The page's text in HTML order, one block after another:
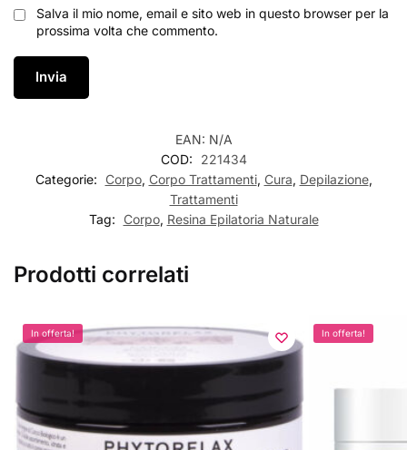
Salva il mio nome, email e sito web in questo browser per la
prossima volta che commento.
EAN: N/A
COD:
221434
Categorie:
Corpo, Corpo Trattamenti, Cura, Depilazione,
Trattamenti
Tag:
Corpo, Resina Epilatoria Naturale
Prodotti correlati
In offerta! In offerta!